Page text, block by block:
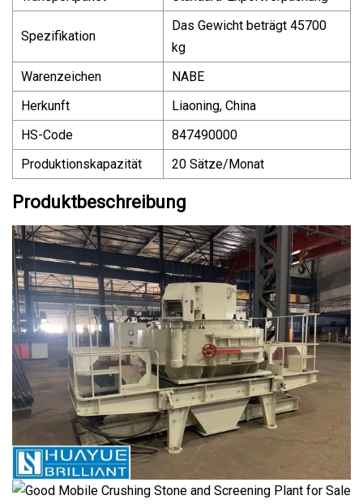
Spezifikation
Das Gewicht beträgt 45700
kg
Warenzeichen
NABE
Herkunft
Liaoning, China
HS-Code
847490000
Produktionskapazität
20 Sätze/Monat
Produktbeschreibung